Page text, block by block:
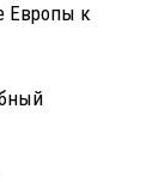
Европы к